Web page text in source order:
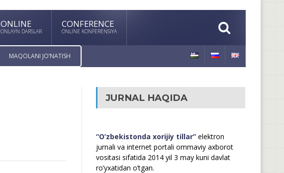
ONLINE
ONLAYN DARSLAR
CONFERENCE
ONLINE KONFERENSIYA
MAQOLANI JO’NATISH
JURNAL HAQIDA
“O’zbekistonda xorijiy tillar”elektron
jurnali va internet portali ommaviy axborot
vositasi sifatida 2014 yil 3 may kuni davlat
ro’yxatidan o’tgan.